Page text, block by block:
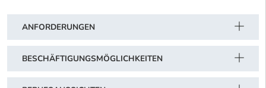
ANFORDERUNGEN
BESCHÄFTIGUNGSMÖGLICHKEITEN